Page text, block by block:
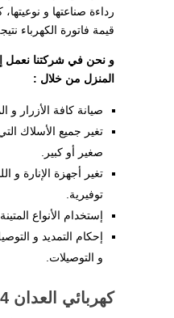
رداءة صناعتها و
قيمة فاتورة الكهرباء
و نحن في شركتنا نعمل
المنزل من خلال :
صيانة كافة الأزرار و
تغير جميع الأسلاك
صغير أو كبير.
تغير أجهزة الإنارة و
توفيرية.
إستخدام الأنواع
إحكام التمديد و
و التوصيلات.
كهربائي العدان 24 ساعة